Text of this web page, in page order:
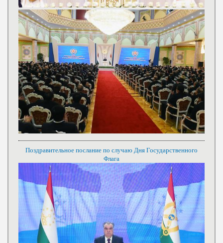
Поздравительное послание по случаю Дня Государственного
Флага